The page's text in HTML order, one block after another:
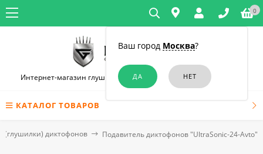
Ваш город Москва?
0
Интернет-магазин глушилок связи и диктофонов в Челябинске
КАТАЛОГ ТОВАРОВ
(глушилки) диктофонов Подавитель диктофонов "UltraSonic-24-Avto"